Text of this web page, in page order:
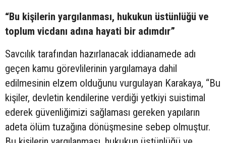
“Bu kişilerin yargılanması, hukukun üstünlüğü ve
toplum vicdanı adına hayati bir adımdır”
Savcılık tarafından hazırlanacak iddianamede adı
geçen kamu görevlilerinin yargılamaya dahil
edilmesinin elzem olduğunu vurgulayan Karakaya, “Bu
kişiler, devletin kendilerine verdiği yetkiyi suistimal
ederek güvenliğimizi sağlaması gereken yapıların
adeta ölüm tuzağına dönüşmesine sebep olmuştur.